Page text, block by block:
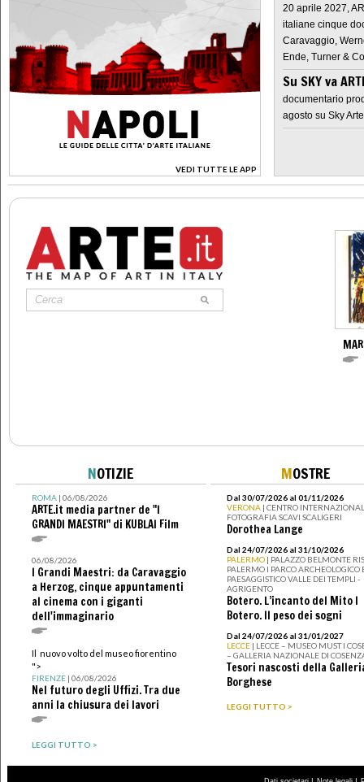
VEDI TUTTE LE APP
>
20 aprile 2027,
italiane cinque
Caravaggio,
Ende, Turner &
Su SKY va
documentario
agosto su Sky Arte
NOTIZIE
ROMA| 06/08/2026
ARTE.it media partner de "I
GRANDI MAESTRI" di KUBLAI Film
06/08/2026
I Grandi Maestri: da Caravaggio
a Herzog, cinque appuntamenti
al cinema con i giganti
dell'immaginario
Il nuovo volto del museo fiorentino
">
FIRENZE| 06/08/2026
Nel futuro degli Uffizi. Tra due
anni la chiusura dei lavori
LEGGI TUTTO >
MOSTRE
Dal 30/07/2026 al 01/11/2026
VERONA | CENTRO
FOTOGRAFIA SCAVI SCALIGERI
Dorothea Lange
Dal 24/07/2026 al 31/10/2026
PALERMO | PALAZZO BELMONTE
PALERMO I PARCO ARCHEOLOGICO
PAESAGGISTICO VALLE DEI TEMPLI -
AGRIGENTO
Botero. L’incanto del Mito I
Botero. Il peso dei sogni
Dal 24/07/2026 al 31/01/2027
LECCE | LECCE – MUSEO MUST I
– GALLERIA NAZIONALE DI
Tesori nascosti della
Borghese
LEGGI TUTTO >